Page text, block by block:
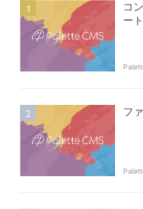
コ
ート
フ